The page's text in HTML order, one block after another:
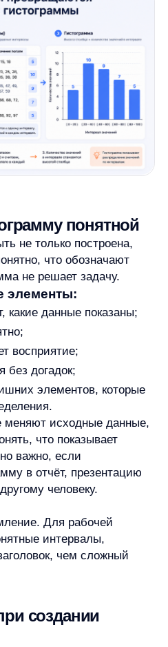
чем сложный
причины.
В выделение могли
итоги или
какие значения
Автоматическая
самый понятный
ширину
интервалов.
бесполезной, если
в интервалы.
таблицы, нужна
форматирование.
Excel ошибся. Чаще
типе
интервалов.
данных
диаграмма,
используйте
данных.
сравнить
без отдельной